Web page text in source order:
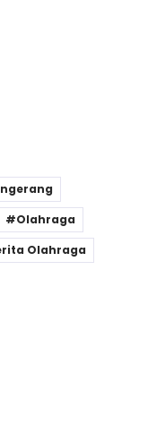
Olahraga
Olahraga